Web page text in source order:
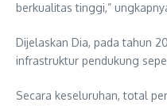
berkualitas tinggi,”
Dijelaskan Dia, pada tahun
infrastruktur pendukung
Secara keseluruhan, total